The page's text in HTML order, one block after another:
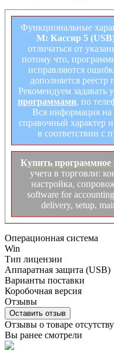
Функциональные
М: Кассир 5
отличаться от
потому что,
исправляются
дополняется
Рекомендуем
программами, по
Вся информация на
справочный характер
в соответствии с
Купить программное
учета в торговли:
настройка,
software for
delivery, setup,
Операционная система
Win
Тип лицензии
Аппаратная защита (USB)
Варианты поставки
Коробочная версия
Отзывы
Оставить отзыв
Отзывы о товаре
Вы ранее смотрели